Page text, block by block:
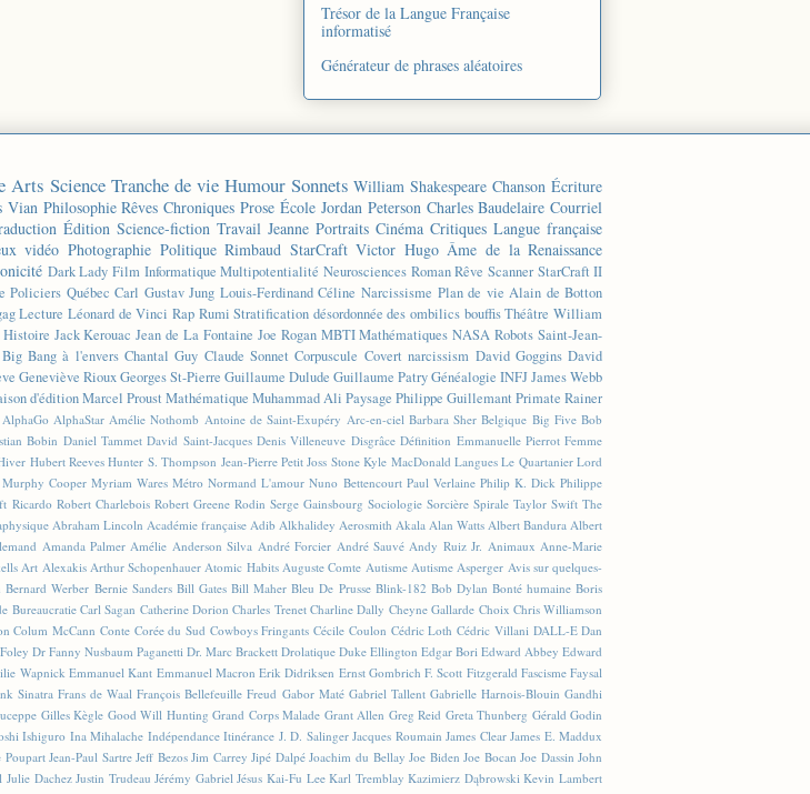
Trésor de la Langue Française
informatisé
Générateur de phrases aléatoires
Arts Science Tranche de vie Humour Sonnets William Shakespeare Chanson Écriture
Vian Philosophie Rêves Chroniques Prose École Jordan Peterson Charles Baudelaire Courriel
Édition Science-fiction Travail Jeanne Portraits Cinéma Critiques Langue française
vidéo Photographie Politique Rimbaud StarCraft Victor Hugo Âme de la Renaissance
Dark Lady Film Informatique Multipotentialité Neurosciences Roman Rêve Scanner StarCraft II
Policiers Québec Carl Gustav Jung Louis-Ferdinand Céline Narcissisme Plan de vie Alain de Botton
Lecture Léonard de Vinci Rap Rumi Stratification désordonnée des ombilics bouffis Théâtre William
Histoire Jack Kerouac Jean de La Fontaine Joe Rogan MBTI Mathématiques NASA Robots Saint-Jean-
Big Bang à l'envers Chantal Guy Claude Sonnet Corpuscule Covert narcissism David Goggins David
Geneviève RiouxGeorges St-Pierre Guillaume Dulude Guillaume PatryGénéalogie INFJJames Webb
d'éditionMarcel Proust Mathématique Muhammad Ali Paysage Philippe Guillemant Primate Rainer
AlphaGo AlphaStar Amélie Nothomb Antoine de Saint-Exupéry Arc-en-ciel Barbara Sher Belgique Big Five Bob
Bobin Daniel Tammet David Saint-Jacques Denis Villeneuve Disgrâce Définition Emmanuelle Pierrot Femme
Hubert Reeves Hunter S. Thompson Jean-Pierre Petit Joss Stone Kyle MacDonald Langues Le Quartanier Lord
Murphy Cooper Myriam Wares Métro Normand L'amour Nuno Bettencourt Paul Verlaine Philip K. Dick Philippe
Ricardo Robert Charlebois Robert Greene Rodin Serge Gainsbourg Sociologie Sorcière Spirale Taylor Swift The
Abraham Lincoln Académie française Adib Alkhalidey Aerosmith Akala Alan Watts Albert Bandura Albert
Amanda Palmer Amélie Anderson Silva André Forcier André Sauvé Andy Ruiz Jr. Animaux Anne-Marie
Art Alexakis Arthur Schopenhauer Atomic Habits Auguste Comte Autisme Autisme Asperger Avis sur quelques-
Bernard Werber Bernie Sanders Bill Gates Bill Maher Bleu De Prusse Blink-182 Bob Dylan Bonté humaine Boris
Bureaucratie Carl Sagan Catherine Dorion Charles Trenet Charline Dally Cheyne Gallarde Choix Chris Williamson
Colum McCann Conte Corée du Sud Cowboys Fringants Cécile Coulon Cédric Loth Cédric Villani DALL-E Dan
Dr Fanny Nusbaum Paganetti Dr. Marc Brackett Drolatique Duke Ellington Edgar Bori Edward Abbey Edward
Wapnick Emmanuel Kant Emmanuel Macron Erik Didriksen Ernst Gombrich F. Scott Fitzgerald Fascisme Faysal
Sinatra Frans de Waal François Bellefeuille Freud Gabor Maté Gabriel Tallent Gabrielle Harnois-Blouin Gandhi
Gilles Kègle Good Will Hunting Grand Corps Malade Grant Allen Greg Reid Greta Thunberg Gérald Godin
Ishiguro Ina Mihalache Indépendance Itinérance J. D. Salinger Jacques Roumain James Clear James E. Maddux
Poupart Jean-Paul Sartre Jeff Bezos Jim Carrey Jipé Dalpé Joachim du Bellay Joe Biden Joe Bocan Joe Dassin John
Julie Dachez Justin Trudeau Jérémy Gabriel Jésus Kai-Fu Lee Karl Tremblay Kazimierz Dąbrowski Kevin Lambert